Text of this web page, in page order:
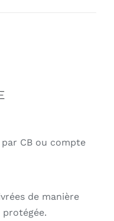
CB ou compte
de manière